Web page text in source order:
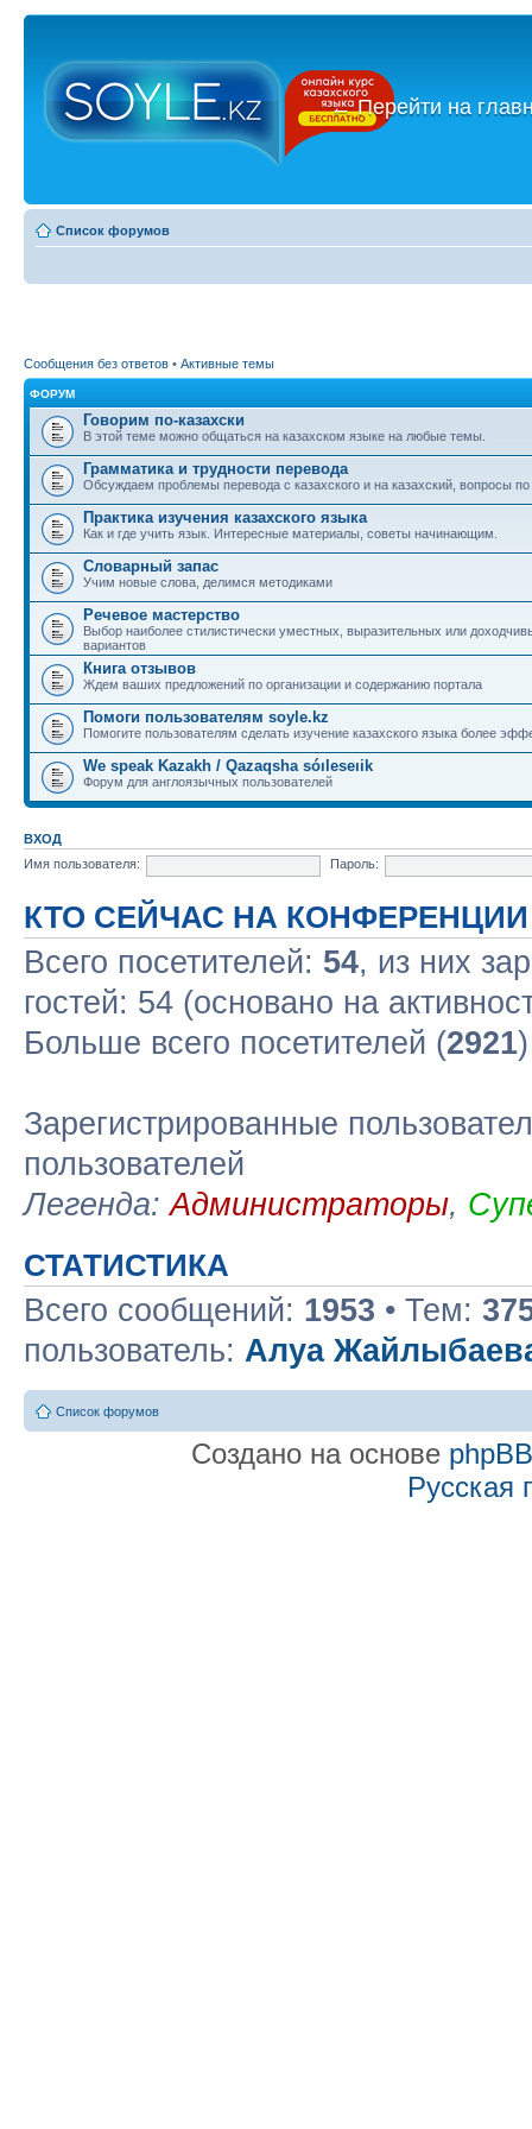
←Перейти на
Список форумов
Сообщения без ответов • Активные темы
ФОРУМ
Говорим по-казахски
В этой теме можно общаться на казахском языке на любые темы.
Грамматика и трудности перевода
Обсуждаем проблемы перевода с казахского и на казахский, вопросы
Практика изучения казахского языка
Как и где учить язык. Интересные материалы, советы начинающим.
Словарный запас
Учим новые слова, делимся методиками
Речевое мастерство
Выбор наиболее стилистически уместных, выразительных или
вариантов
Книга отзывов
Ждем ваших предложений по организации и содержанию портала
Помоги пользователям soyle.kz
Помогите пользователям сделать изучение казахского языка более
We speak Kazakh / Qazaqsha sóıleseıik
Форум для англоязычных пользователей
ВХОД
Имя пользователя:
Пароль:
КТО СЕЙЧАС НА КОНФЕРЕНЦИИ
Всего посетителей: 54, из них
гостей: 54 (основано на
Больше всего посетителей (2921
Зарегистрированные
пользователей
Легенда:Администраторы,
СТАТИСТИКА
Всего сообщений: 1953 • Тем:
пользователь: Алуа
Список форумов
Создано на основе phpBB
Русская